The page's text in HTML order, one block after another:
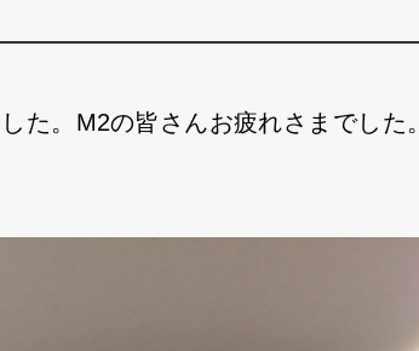
た。M2の皆さんお疲れさまでした。